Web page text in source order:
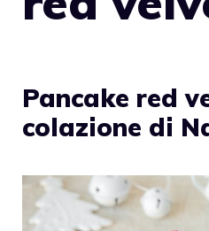
Pancake red
colazione di